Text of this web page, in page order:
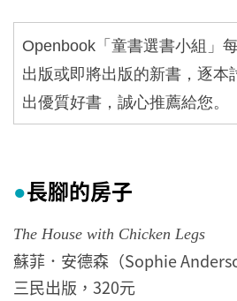
Openbook 「童書選書小組」
出版或即將出版的新書，逐本
出優質好書，誠心推薦給您。
●長腳的房子
The House with Chicken Legs
蘇菲．安德森（Sophie
三民出版，320元